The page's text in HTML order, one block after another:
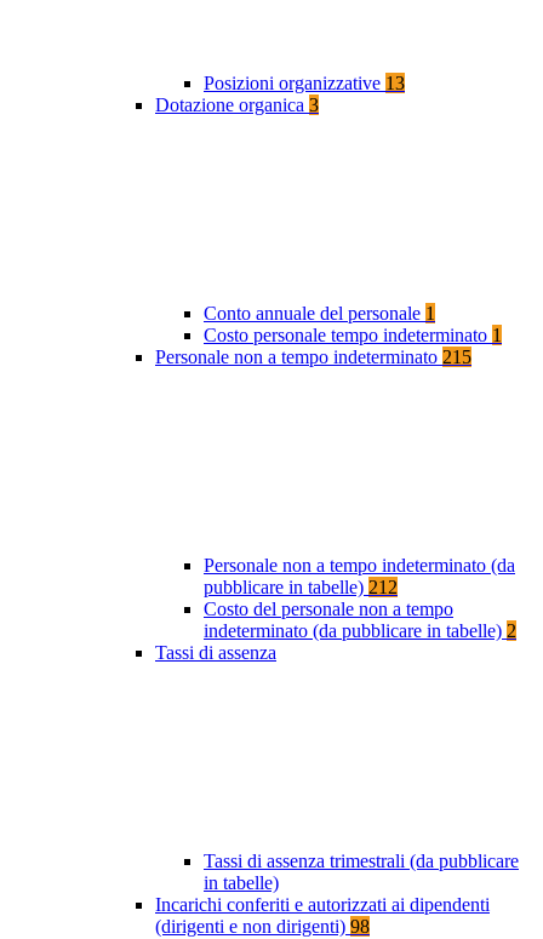
Posizioni organizzative 13
Dotazione organica 3
Conto annuale del personale 1
Costo personale tempo indeterminato 1
Personale non a tempo indeterminato 215
Personale non a tempo indeterminato (da
pubblicare in tabelle) 212
Costo del personale non a tempo
indeterminato (da pubblicare in tabelle) 2
Tassi di assenza
Tassi di assenza trimestrali (da pubblicare
in tabelle)
Incarichi conferiti e autorizzati ai dipendenti
(dirigenti e non dirigenti) 98